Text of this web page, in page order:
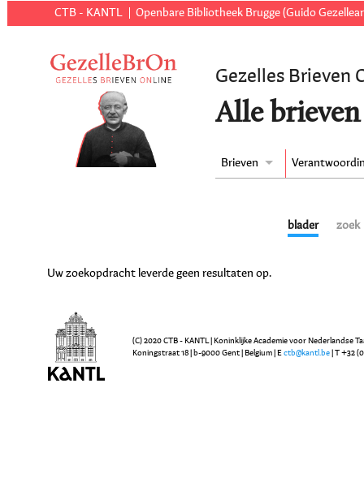
CTB - KANTL Openbare Bibliotheek Brugge (Guido
Gezelles Brieven
Alle brieven
Brieven
blader zoek
Uw zoekopdracht leverde geen resultaten op.
(C) 2020 CTB - KANTL | Koninklijke Academie voor Nederlandse
Koningstraat 18 | b-9000 Gent | Belgium | E ctb@kantl.be | T +32